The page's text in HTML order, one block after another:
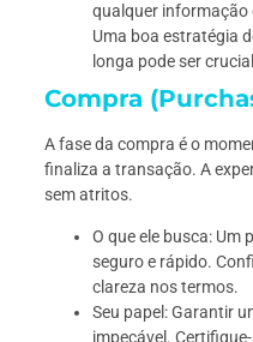
qualquer informação
Uma boa estratégia
longa pode ser
Compra
A fase da compra é o
finaliza a transação. A
sem atritos.
O que ele busca: Um
seguro e rápido.
clareza nos termos.
Seu papel: Garantir